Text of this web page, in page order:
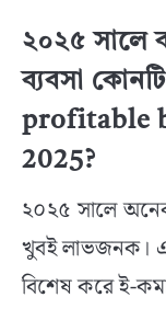
২০২৫ সালে
ব্যবসা
profitable
2025?
২০২৫ সালে
খুবই লাভজনক।
বিশেষ করে ই-